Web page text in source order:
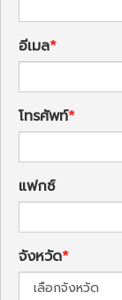
อีเมล
โทรศัพท์
แฟกซ์
จังหวัด